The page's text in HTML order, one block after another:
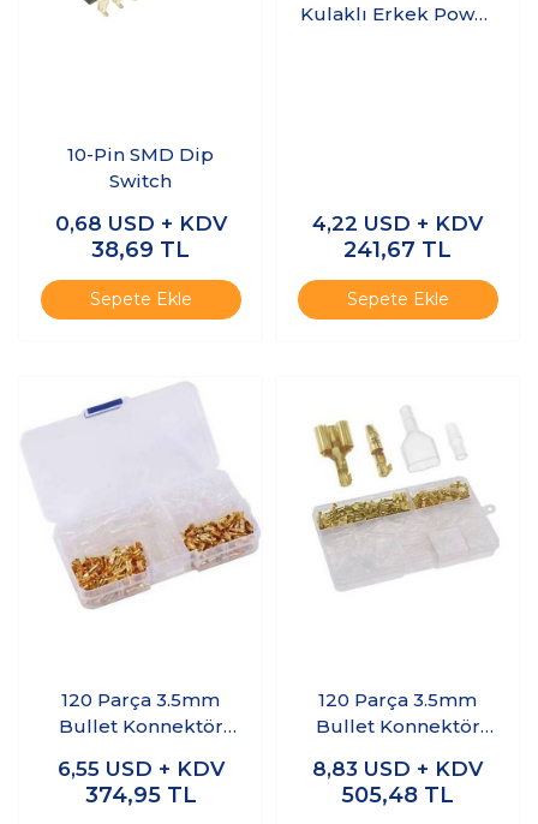
10-Pin SMD Dip
Switch
0,68 USD + KDV
38,69 TL
Sepete Ekle
Kulaklı Erkek Power
4,22 USD + KDV
241,67 TL
Sepete Ekle
120 Parça 3.5mm
Bullet Konnektör
6,55 USD + KDV
374,95 TL
120 Parça 3.5mm
Bullet Konnektör
8,83 USD + KDV
505,48 TL